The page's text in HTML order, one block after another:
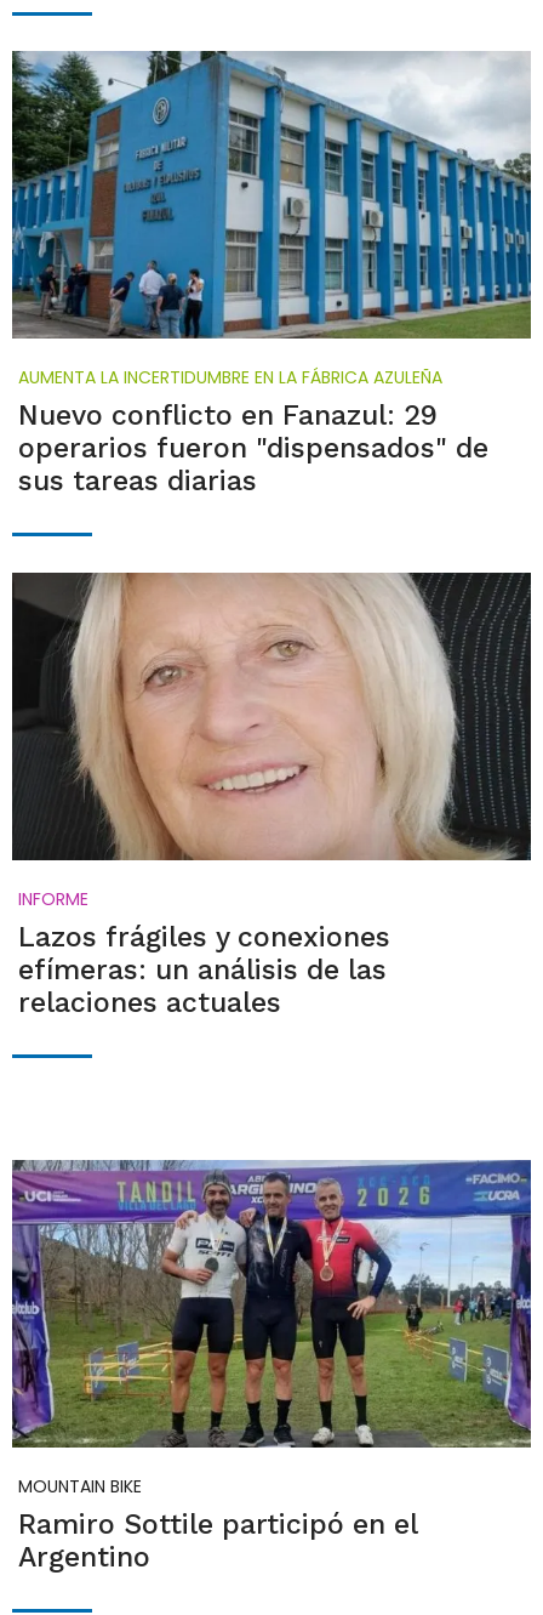
AUMENTA LA INCERTIDUMBRE EN LA FÁBRICA AZULEÑA
Nuevo conflicto en Fanazul: 29
operarios fueron "dispensados" de
sus tareas diarias
INFORME
Lazos frágiles y conexiones
efímeras: un análisis de las
relaciones actuales
MOUNTAIN BIKE
Ramiro Sottile participó en el
Argentino